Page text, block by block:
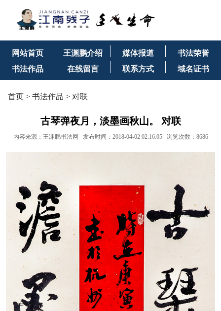
网站首页 王渊鹏介绍 媒体报道
书法荣誉
书法作品
在线留言 联系方式 域名证书
首页 > 书法作品 > 对联
古琴弹夜月，淡墨画秋山。 对联
内容来源： 王渊鹏书法网 发布时间：2018-04-02 02:16:05 浏览次数：8686